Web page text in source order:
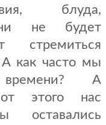
блуда,
не будет
стремиться
как часто мы
времени? А
этого нас
оставались